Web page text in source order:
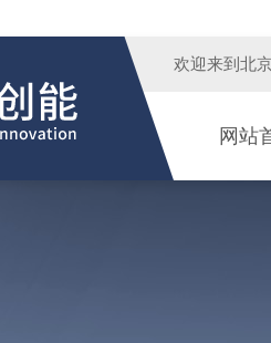
欢迎来到 北
网站